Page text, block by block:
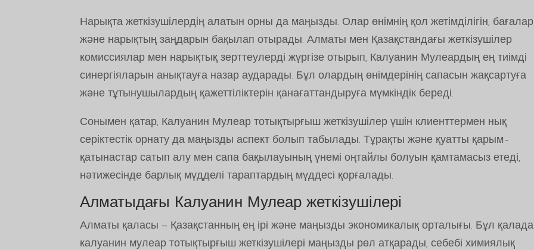
Нарықта жеткізушілердің алатын орны да маңызды. Олар өнімнің қол жетімділігін,
және нарықтың заңдарын бақылап отырады. Алматы мен Қазақстандағы жеткізушілер
комиссиялар мен нарықтық зерттеулерді жүргізе отырып, Калуанин Мулеардың ең тиімді
синергіяларын анықтауға назар аударады. Бұл олардың өнімдерінің сапасын жақсартуға
және тұтынушылардың қажеттіліктерін қанағаттандыруға мүмкіндік береді.
Сонымен қатар, Калуанин Мулеар тотықтырғыш жеткізушілер үшін клиенттермен нық
серіктестік орнату да маңызды аспект болып табылады. Тұрақты және қуатты қарым-
қатынастар сатып алу мен сапа бақылауының үнемі оңтайлы болуын қамтамасыз етеді,
нәтижесінде барлық мүдделі тараптардың мүддесі қорғалады.
Алматыдағы Калуанин Мулеар жеткізушілері
Алматы қаласы – Қазақстанның ең ірі және маңызды экономикалық орталығы. Бұл қалада
калуанин мулеар тотықтырғыш жеткізушілері маңызды рөл атқарады, себебі химиялық